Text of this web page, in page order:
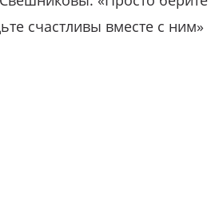
счастливы вместе с ним»